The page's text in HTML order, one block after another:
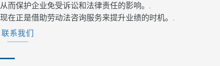
从而保护企业免受诉讼和法律责任的影响。.
现在正是借助劳动法咨询服务来提升业绩的时机。.
联系我们